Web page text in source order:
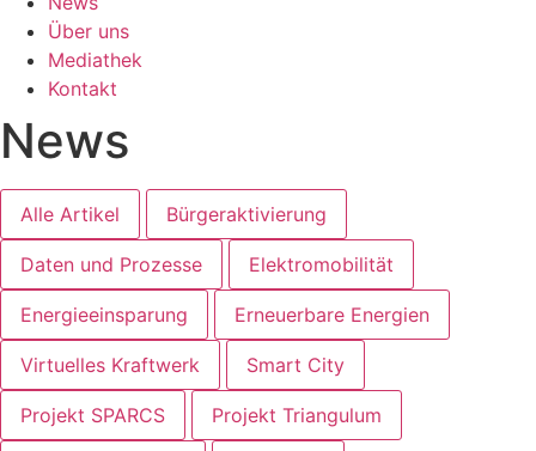
Über uns
Mediathek
Kontakt
News
Alle Artikel Bürgeraktivierung
Daten und Prozesse Elektromobilität
Energieeinsparung Erneuerbare Energien
Virtuelles Kraftwerk Smart City
Projekt SPARCS Projekt Triangulum